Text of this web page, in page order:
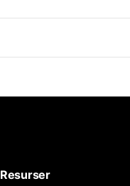
Resurser